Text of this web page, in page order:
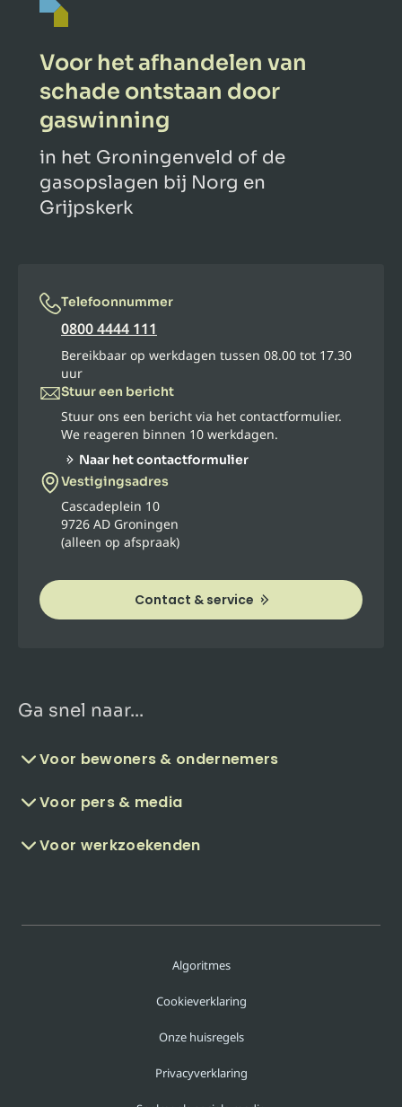
Voor het afhandelen van
schade ontstaan door
gaswinning
in het Groningenveld of de
gasopslagen bij Norg en
Grijpskerk
Telefoonnummer
0800 4444 111
Bereikbaar op werkdagen tussen 08.00 tot 17.30
uur
Stuur een bericht
Stuur ons een bericht via het contactformulier.
We reageren binnen 10 werkdagen.
Naar het contactformulier
Vestigingsadres
Cascadeplein 10
9726 AD Groningen
(alleen op afspraak)
Contact & service
Ga snel naar...
Voor bewoners & ondernemers
Voor pers & media
Voor werkzoekenden
Algoritmes
Cookieverklaring
Onze huisregels
Privacyverklaring